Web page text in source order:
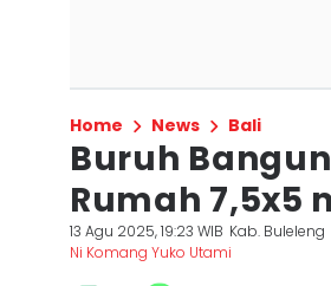
Home News Bali
Buruh
Rumah 7,5x5
13 Agu 2025, 19:23 WIB Kab. Buleleng
Ni Komang Yuko Utami